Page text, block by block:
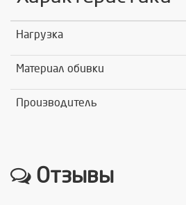
Нагрузка
Материал обивки
Производитель
Отзывы